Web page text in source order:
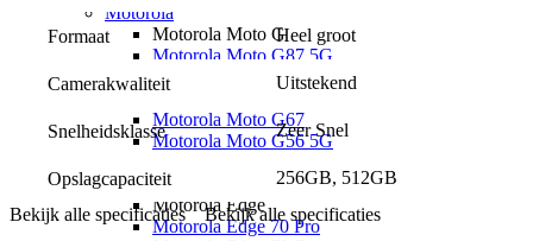
Motorola
Motorola Moto G
Motorola Moto G87 5G
Motorola Moto G86 5G
Motorola Moto G67
Motorola Moto G56 5G
Motorola Moto G17
Motorola Edge
Motorola Edge 70 Pro
Formaat Heel groot
Camerakwaliteit Uitstekend
Snelheidsklasse Zeer Snel
Opslagcapaciteit
256GB, 512GB
Bekijk alle specificaties
Bekijk alle specificaties